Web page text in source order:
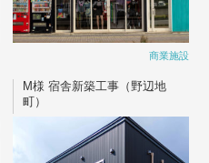
商業施設
M様 宿舎新築工事（野辺地
町）